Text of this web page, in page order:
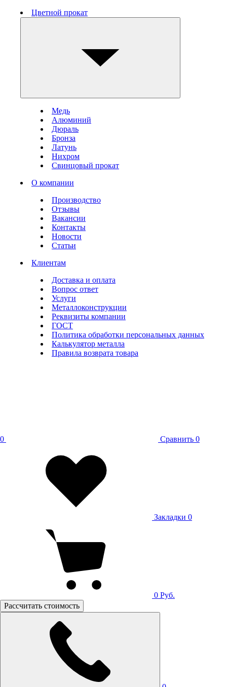
Цветной прокат
Медь
Алюминий
Дюраль
Бронза
Латунь
Нихром
Свинцовый прокат
О компании
Производство
Отзывы
Вакансии
Контакты
Новости
Статьи
Клиентам
Доставка и оплата
Вопрос ответ
Услуги
Металлоконструкции
Реквизиты компании
ГОСТ
Политика обработки персональных данных
Калькулятор металла
Правила возврата товара
0 Сравнить 0
Закладки 0
0 Руб.
Рассчитать стоимость